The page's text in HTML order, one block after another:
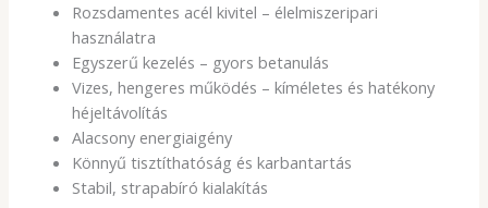
Rozsdamentes acél kivitel – élelmiszeripari
használatra
Egyszerű kezelés – gyors betanulás
Vizes, hengeres működés – kíméletes és hatékony
héjeltávolítás
Alacsony energiaigény
Könnyű tisztíthatóság és karbantartás
Stabil, strapabíró kialakítás